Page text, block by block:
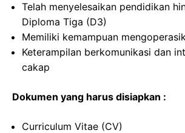
Telah menyelesaikan pendidikan
Diploma Tiga (D3)
Memiliki kemampuan
Keterampilan berkomunikasi dan
cakap
Dokumen yang harus disiapkan :
Curriculum Vitae (CV)